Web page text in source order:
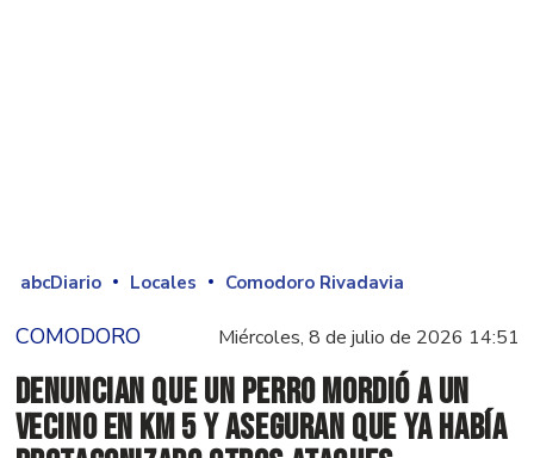
abcDiario Locales Comodoro Rivadavia
COMODORO Miércoles, 8 de julio de 2026 14:51
Denuncian que un perro mordió a un
vecino en Km 5 y aseguran que ya había